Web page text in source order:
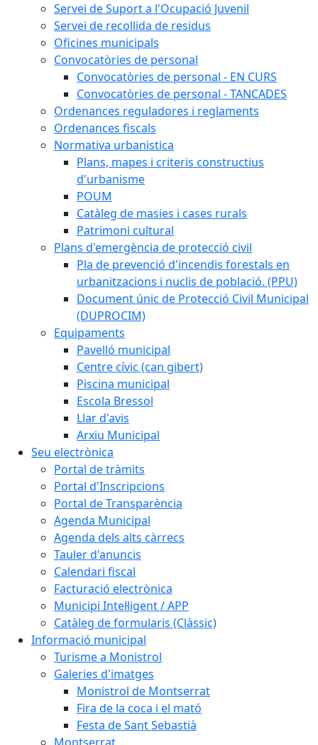
Servei de Suport a l'Ocupació Juvenil
Servei de recollida de residus
Oficines municipals
Convocatòries de personal
Convocatòries de personal - EN CURS
Convocatòries de personal - TANCADES
Ordenances reguladores i reglaments
Ordenances fiscals
Normativa urbanistica
Plans, mapes i criteris constructius
d'urbanisme
POUM
Catàleg de masies i cases rurals
Patrimoni cultural
Plans d'emergència de protecció civil
Pla de prevenció d'incendis forestals en
urbanitzacions i nuclis de població. (PPU)
Document únic de Protecció Civil Municipal
(DUPROCIM)
Equipaments
Pavelló municipal
Centre cívic (can gibert)
Piscina municipal
Escola Bressol
Llar d'avis
Arxiu Municipal
Seu electrònica
Portal de tràmits
Portal d'Inscripcions
Portal de Transparència
Agenda Municipal
Agenda dels alts càrrecs
Tauler d'anuncis
Calendari fiscal
Facturació electrònica
Municipi Intel·ligent / APP
Catàleg de formularis (Clàssic)
Informació municipal
Turisme a Monistrol
Galeries d'imatges
Monistrol de Montserrat
Fira de la coca i el mató
Festa de Sant Sebastià